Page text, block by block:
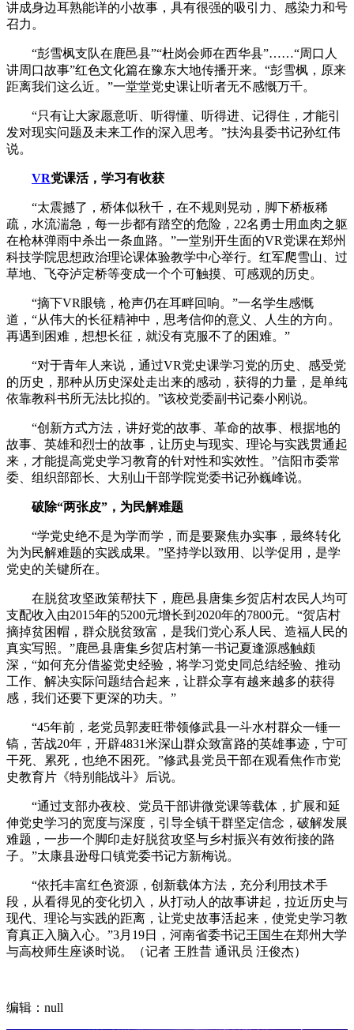
讲成身边耳熟能详的小故事，具有很强的吸引力、感染力和号
召力。
“彭雪枫支队在鹿邑县”“杜岗会师在西华县”……“周口人
讲周口故事”红色文化篇在豫东大地传播开来。“彭雪枫，原来
距离我们这么近。”一堂堂党史课让听者无不感慨万千。
“只有让大家愿意听、听得懂、听得进、记得住，才能引
发对现实问题及未来工作的深入思考。”扶沟县委书记孙红伟
说。
VR党课活，学习有收获
“太震撼了，桥体似秋千，在不规则晃动，脚下桥板稀
疏，水流湍急，每一步都有踏空的危险，22名勇士用血肉之躯
在枪林弹雨中杀出一条血路。”一堂别开生面的VR党课在郑州
科技学院思想政治理论课体验教学中心举行。红军爬雪山、过
草地、飞夺泸定桥等变成一个个可触摸、可感观的历史。
“摘下VR眼镜，枪声仍在耳畔回响。”一名学生感慨
道，“从伟大的长征精神中，思考信仰的意义、人生的方向。
再遇到困难，想想长征，就没有克服不了的困难。”
“对于青年人来说，通过VR党史课学习党的历史、感受党
的历史，那种从历史深处走出来的感动，获得的力量，是单纯
依靠教科书所无法比拟的。”该校党委副书记秦小刚说。
“创新方式方法，讲好党的故事、革命的故事、根据地的
故事、英雄和烈士的故事，让历史与现实、理论与实践贯通起
来，才能提高党史学习教育的针对性和实效性。”信阳市委常
委、组织部部长、大别山干部学院党委书记孙巍峰说。
破除“两张皮”，为民解难题
“学党史绝不是为学而学，而是要聚焦办实事，最终转化
为为民解难题的实践成果。”坚持学以致用、以学促用，是学
党史的关键所在。
在脱贫攻坚政策帮扶下，鹿邑县唐集乡贺店村农民人均可
支配收入由2015年的5200元增长到2020年的7800元。“贺店村
摘掉贫困帽，群众脱贫致富，是我们党心系人民、造福人民的
真实写照。”鹿邑县唐集乡贺店村第一书记夏逢源感触颇
深，“如何充分借鉴党史经验，将学习党史同总结经验、推动
工作、解决实际问题结合起来，让群众享有越来越多的获得
感，我们还要下更深的功夫。”
“45年前，老党员郭麦旺带领修武县一斗水村群众一锤一
镐，苦战20年，开辟4831米深山群众致富路的英雄事迹，宁可
干死、累死，也绝不困死。”修武县党员干部在观看焦作市党
史教育片《特别能战斗》后说。
“通过支部办夜校、党员干部讲微党课等载体，扩展和延
伸党史学习的宽度与深度，引导全镇干群坚定信念，破解发展
难题，一步一个脚印走好脱贫攻坚与乡村振兴有效衔接的路
子。”太康县逊母口镇党委书记方新梅说。
“依托丰富红色资源，创新载体方法，充分利用技术手
段，从看得见的变化切入，从打动人的故事讲起，拉近历史与
现代、理论与实践的距离，让党史故事活起来，使党史学习教
育真正入脑入心。”3月19日，河南省委书记王国生在郑州大学
与高校师生座谈时说。（记者 王胜昔 通讯员 汪俊杰）
编辑：null